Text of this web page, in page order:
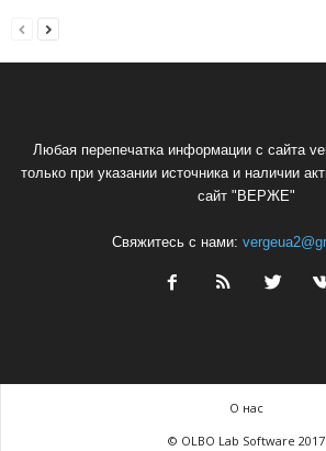
Любая перепечатка информации с сайта
только при указании источника и наличии
сайт "ВЕРЖЕ"
Свяжитесь с нами:
О нас
© OLBO Lab Software 2017